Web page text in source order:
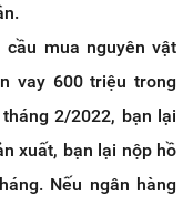
mua nguyên vật
vay 600 triệu trong
2/2022, bạn lại
xuất, bạn lại nộp hồ
Nếu ngân hàng